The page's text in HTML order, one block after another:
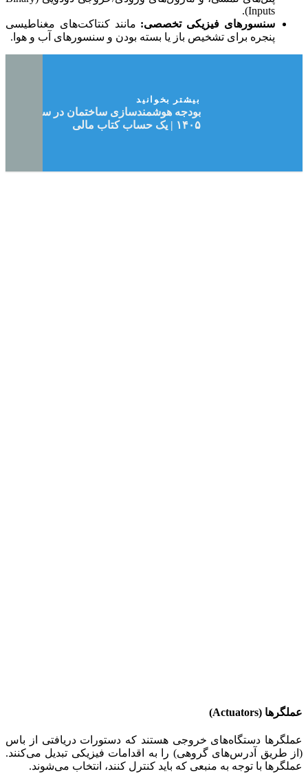
Inputs).
سنسورهای فیزیکی تخصصی: مانند کنتاکت‌های مغناطیسی
پنجره برای تشخیص باز یا بسته بودن و سنسورهای آب و هوا.
بیشتر بخوانید
بودجه هوشمندسازی ساختمان در سال
۱۴۰۵ | یک حساب کتاب مالی
عملگرها (Actuators)
عملگرها دستگاه‌های خروجی هستند که دستورات دریافتی از باس
(از طریق آدرس‌های گروهی) را به اقدامات فیزیکی تبدیل می‌کنند.
عملگرها با توجه به منبعی که باید کنترل کنند، انتخاب می‌شوند.